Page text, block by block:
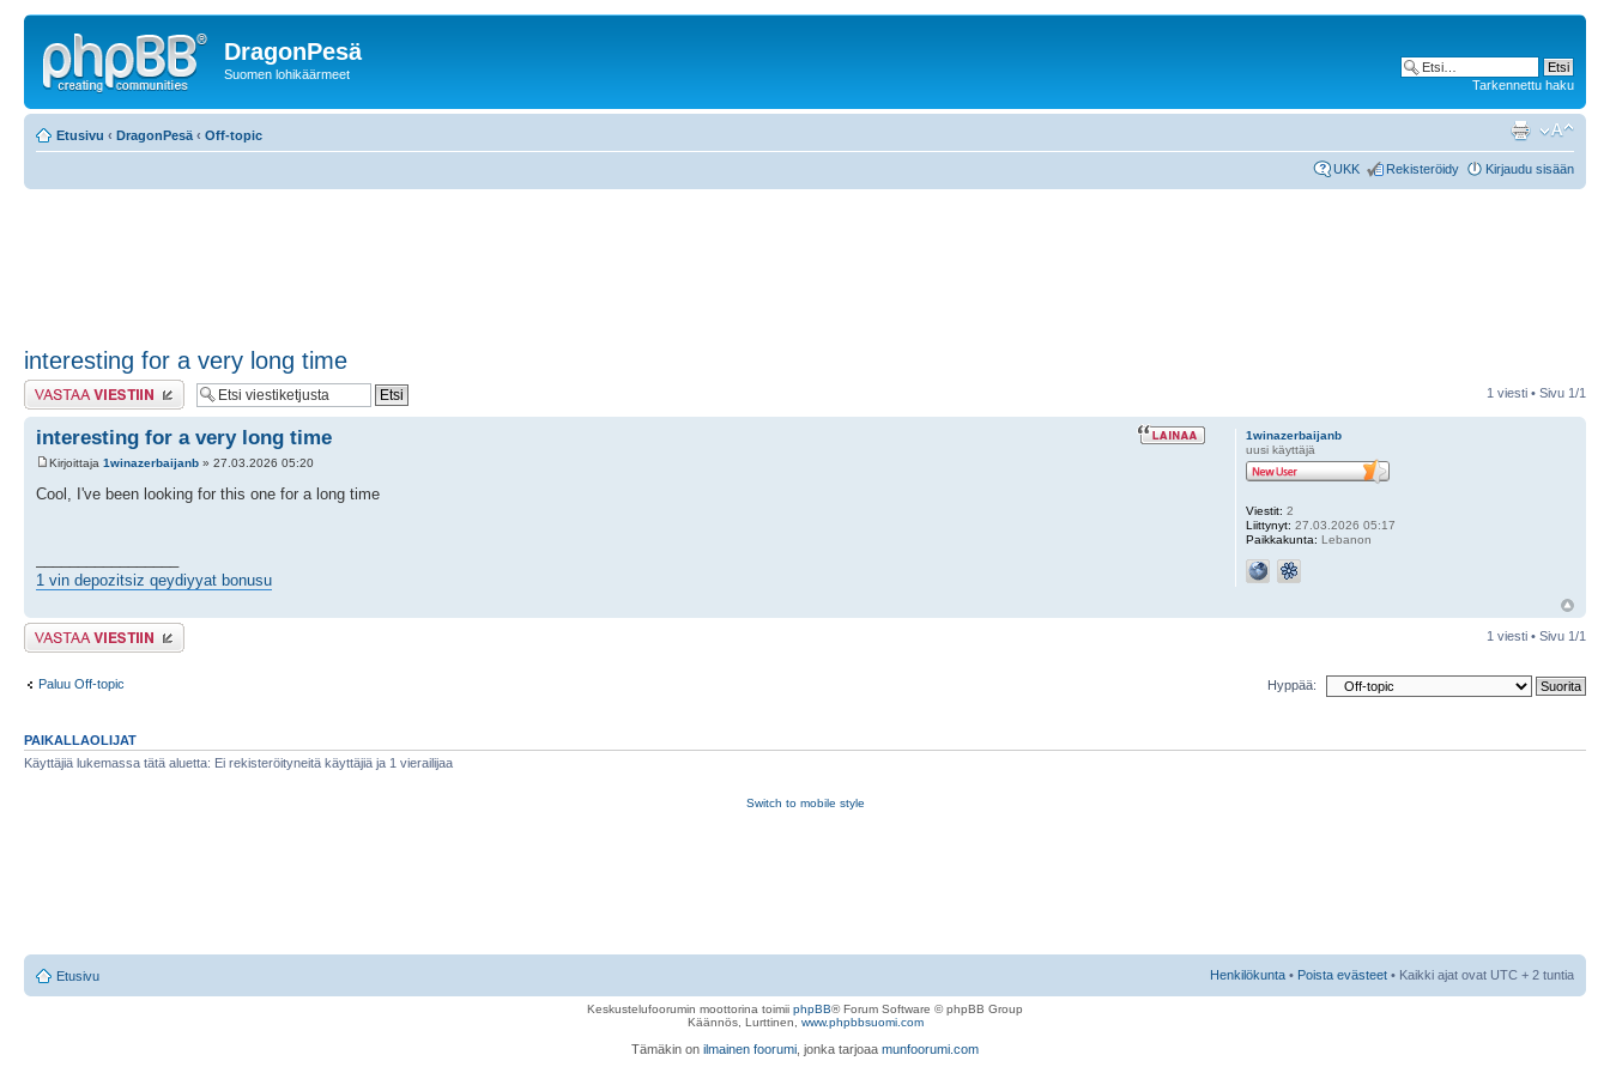
DragonPesä
Suomen lohikäärmeet
Tarkennettu haku
Etusivu ‹ DragonPesä ‹ Off-topic
UKK Rekisteröidy Kirjaudu sisään
interesting for a very long time
Lähetä vastaus 1 viesti • Sivu 1/1
interesting for a very long time
Kirjoittaja 1winazerbaijanb » 27.03.2026 05:20
Cool, I've been looking for this one for a long time
1 vin depozitsiz qeydiyyat bonusu
1winazerbaijanb
uusi käyttäjä
Viestit: 2
Liittynyt: 27.03.2026 05:17
Paikkakunta: Lebanon
Lähetä vastaus 1 viesti • Sivu 1/1
Paluu Off-topic Hyppää:
PAIKALLAOLIJAT
Käyttäjiä lukemassa tätä aluetta: Ei rekisteröityneitä käyttäjiä ja 1 vierailijaa
Switch to mobile style
Etusivu Henkilökunta • Poista evästeet • Kaikki ajat ovat UTC + 2 tuntia
Keskustelufoorumin moottorina toimii phpBB® Forum Software © phpBB Group
Käännös, Lurttinen, www.phpbbsuomi.com
Tämäkin on ilmainen foorumi , jonka tarjoaa munfoorumi.com